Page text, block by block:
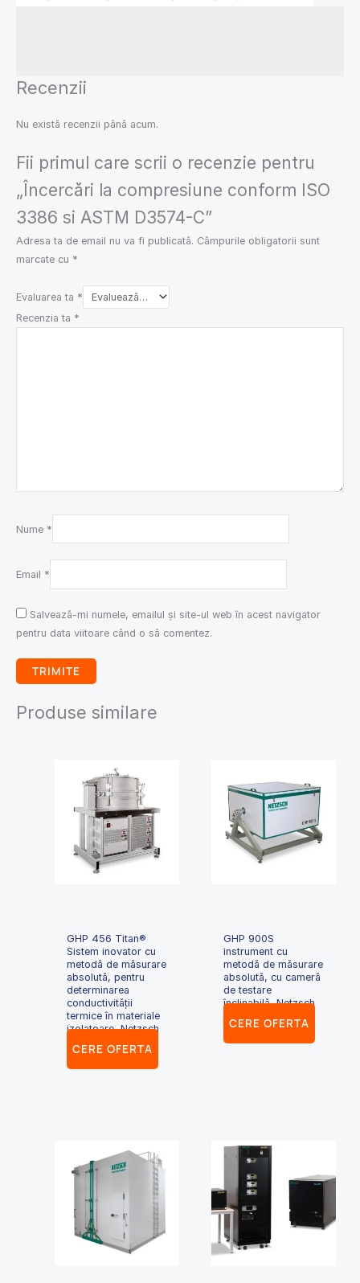
Recenzii
Nu există recenzii până acum.
Fii primul care scrii o recenzie pentru
„Încercări la compresiune conform ISO
3386 si ASTM D3574-C”
Adresa ta de email nu va fi publicată. Câmpurile obligatorii sunt
marcate cu *
Evaluarea ta *
Recenzia ta *
Nume *
Email *
Salvează-mi numele, emailul și site-ul web în acest navigator
pentru data viitoare când o să comentez.
Produse similare
GHP 456 Titan®
Sistem inovator cu
metodă de măsurare
absolută, pentru
determinarea
conductivității
termice în materiale
izolatoare, Netzsch
CERE OFERTA
GHP 900S
instrument cu
metodă de măsurare
absolută, cu cameră
de testare
înclinabilă, Netzsch
CERE OFERTA